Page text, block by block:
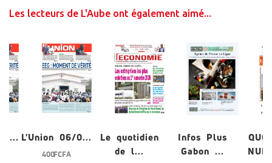
Les lecteurs de L'Aube ont également aimé...
0... L'Union 06/0...
400 FCFA
Le quotidien
de l...
Infos Plus
Gabon ...